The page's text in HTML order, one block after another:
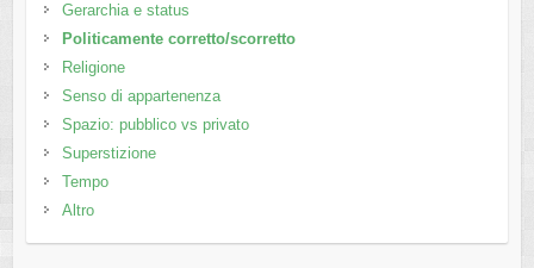
Gerarchia e status
Politicamente corretto/scorretto
Religione
Senso di appartenenza
Spazio: pubblico vs privato
Superstizione
Tempo
Altro